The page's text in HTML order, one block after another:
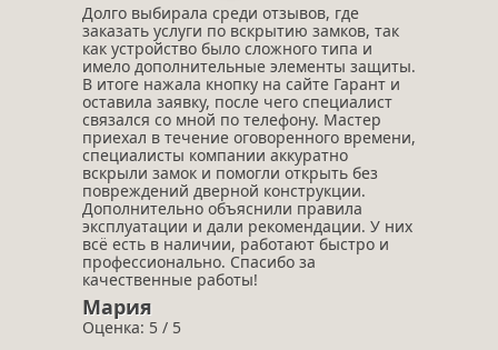
Долго выбирала среди отзывов, где
заказать услуги по вскрытию замков, так
как устройство было сложного типа и
имело дополнительные элементы защиты.
В итоге нажала кнопку на сайте Гарант и
оставила заявку, после чего специалист
связался со мной по телефону. Мастер
приехал в течение оговоренного времени,
специалисты компании аккуратно
вскрыли замок и помогли открыть без
повреждений дверной конструкции.
Дополнительно объяснили правила
эксплуатации и дали рекомендации. У них
всё есть в наличии, работают быстро и
профессионально. Спасибо за
качественные работы!
Мария
Оценка: 5 / 5